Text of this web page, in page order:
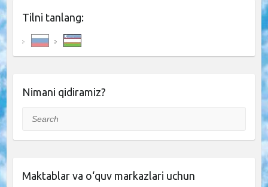
Tilni tanlang:
Nimani qidiramiz?
Search
Maktablar va o‘quv markazlari uchun